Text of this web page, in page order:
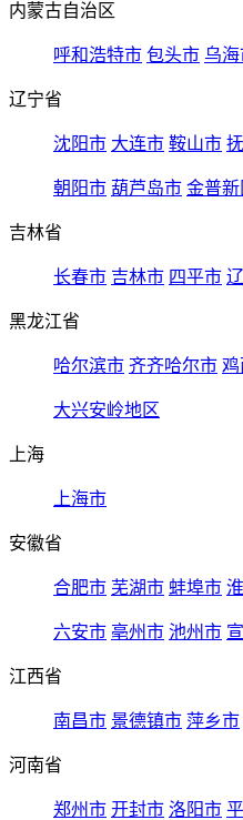
内蒙古自治区
呼和浩特市 包头市 乌
辽宁省
沈阳市 大连市 鞍山市
朝阳市 葫芦岛市 金普新
吉林省
长春市 吉林市 四平市
黑龙江省
哈尔滨市 齐齐哈尔市 鸡
大兴安岭地区
上海
上海市
安徽省
合肥市 芜湖市 蚌埠市
六安市 亳州市 池州市
江西省
南昌市 景德镇市 萍乡市
河南省
郑州市 开封市 洛阳市